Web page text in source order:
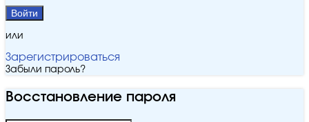
Войти
или
Зарегистрироваться
Забыли пароль?
Восстановление пароля